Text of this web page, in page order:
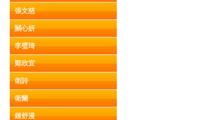
張文慈
關心妍
李璧琦
鄭欣宜
衛詩
衛蘭
鍾舒漫